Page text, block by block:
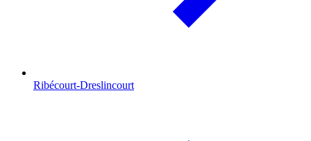
Ribécourt-Dreslincourt